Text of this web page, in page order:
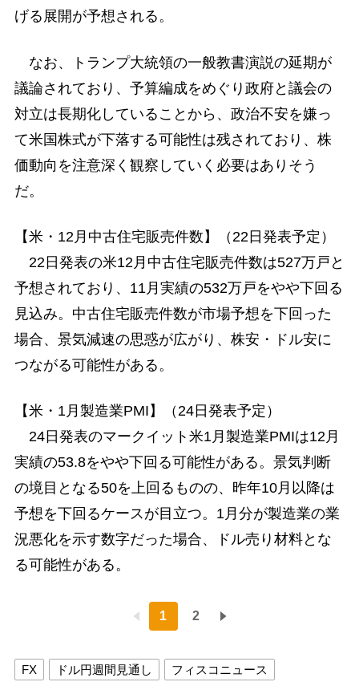
げる展開が予想される。
なお、トランプ大統領の一般教書演説の延期が
議論されており、予算編成をめぐり政府と議会の
対立は長期化していることから、政治不安を嫌っ
て米国株式が下落する可能性は残されており、株
価動向を注意深く観察していく必要はありそう
だ。
【米・12月中古住宅販売件数】（22日発表予定）
22日発表の米12月中古住宅販売件数は527万戸と
予想されており、11月実績の532万戸をやや下回る
見込み。中古住宅販売件数が市場予想を下回った
場合、景気減速の思惑が広がり、株安・ドル安に
つながる可能性がある。
【米・1月製造業PMI】（24日発表予定）
24日発表のマークイット米1月製造業PMIは12月
実績の53.8をやや下回る可能性がある。景気判断
の境目となる50を上回るものの、昨年10月以降は
予想を下回るケースが目立つ。1月分が製造業の業
況悪化を示す数字だった場合、ドル売り材料とな
る可能性がある。
1 2
FX ドル円週間見通し フィスコニュース